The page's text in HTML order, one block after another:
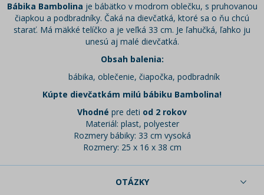
Bábika Bambolina je bábätko v modrom oblečku, s pruhovanou
čiapkou a podbradníky. Čaká na dievčatká, ktoré sa o ňu chcú
starať. Má mäkké telíčko a je veľká 33 cm. Je ľahučká, ľahko ju
unesú aj malé dievčatká.
Obsah balenia:
bábika, oblečenie, čiapočka, podbradník
Kúpte dievčatkám milú bábiku Bambolina!
Vhodné pre deti od 2 rokov
Materiál: plast, polyester
Rozmery bábiky: 33 cm vysoká
Rozmery: 25 x 16 x 38 cm
OTÁZKY